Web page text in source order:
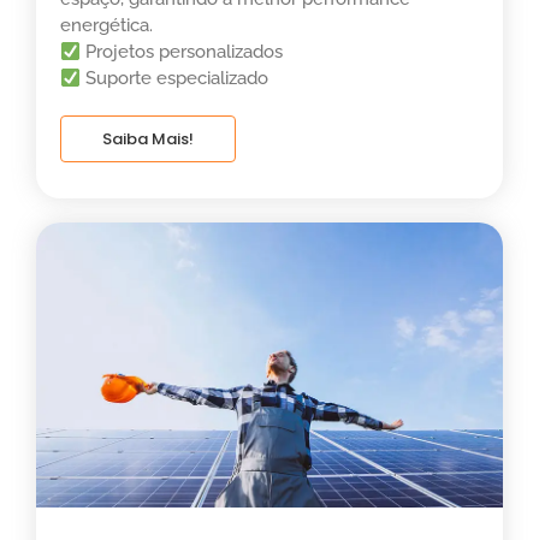
energética.
Projetos personalizados
Suporte especializado
Saiba Mais!